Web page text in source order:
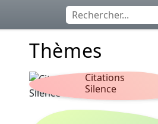
Thèmes
Citations
Silence